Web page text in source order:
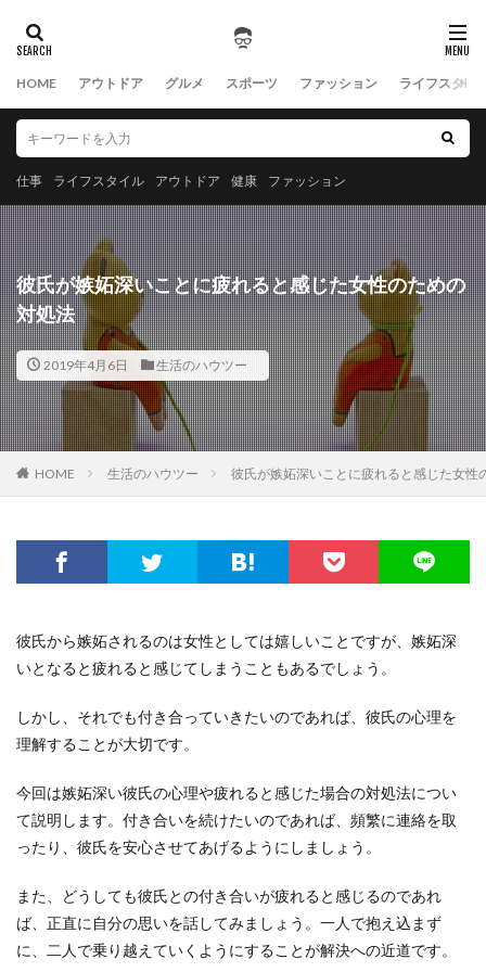
HOME アウトドア グルメ スポーツ ファッション ライフスタイ
仕事 ライフスタイル アウトドア 健康 ファッション
彼氏が嫉妬深いことに疲れると感じた女性のための
対処法
2019年4月6日 生活のハウツー
HOME 生活のハウツー 彼氏が嫉妬深いことに疲れると感じた女性
彼氏から嫉妬されるのは女性としては嬉しいことですが、嫉妬深
いとなると疲れると感じてしまうこともあるでしょう。
しかし、それでも付き合っていきたいのであれば、彼氏の心理を
理解することが大切です。
今回は嫉妬深い彼氏の心理や疲れると感じた場合の対処法につい
て説明します。付き合いを続けたいのであれば、頻繁に連絡を取
ったり、彼氏を安心させてあげるようにしましょう。
また、どうしても彼氏との付き合いが疲れると感じるのであれ
ば、正直に自分の思いを話してみましょう。一人で抱え込まず
に、二人で乗り越えていくようにすることが解決への近道です。